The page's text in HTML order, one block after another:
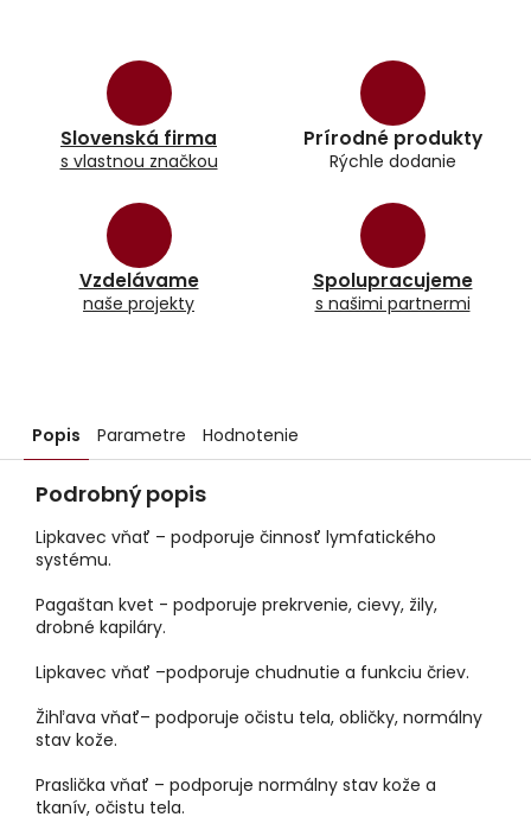
Slovenská firma
s vlastnou značkou
Prírodné produkty
Rýchle dodanie
Vzdelávame
naše projekty
Spolupracujeme
s našimi partnermi
Popis Parametre Hodnotenie
Podrobný popis
Lipkavec vňať – podporuje činnosť lymfatického
systému.
Pagaštan kvet - podporuje prekrvenie, cievy, žily,
drobné kapiláry.
Lipkavec vňať –podporuje chudnutie a funkciu čriev.
Žihľava vňať– podporuje očistu tela, obličky, normálny
stav kože.
Praslička vňať – podporuje normálny stav kože a
tkanív, očistu tela.